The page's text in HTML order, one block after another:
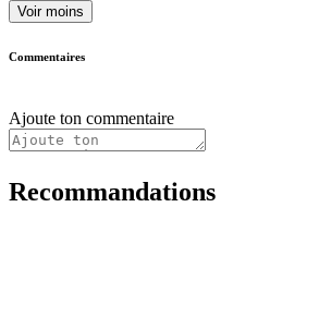
Voir moins
Commentaires
Ajoute ton commentaire
Recommandations